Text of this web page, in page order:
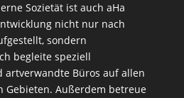
Sozietät ist auch aHa
nicht nur nach
sondern
begleite speziell
artverwandte Büros auf allen
Gebieten. Außerdem betreue